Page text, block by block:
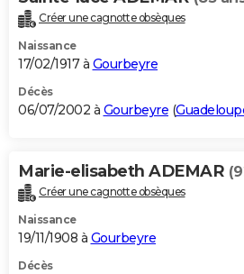
Créer une cagnotte obsèques
Naissance
17/02/1917 à Gourbeyre
Décès
06/07/2002 à Gourbeyre (
Marie-elisabeth ADEMAR
Créer une cagnotte obsèques
Naissance
19/11/1908 à Gourbeyre
Décès